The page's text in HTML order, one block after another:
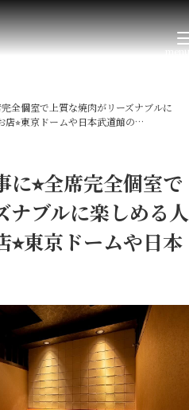
全個室で上質な焼肉がリーズナブルに
⭐︎東京ドームや日本武道館の…
⭐︎全席完全個室で
ナブルに楽しめる人
東京ドームや日本